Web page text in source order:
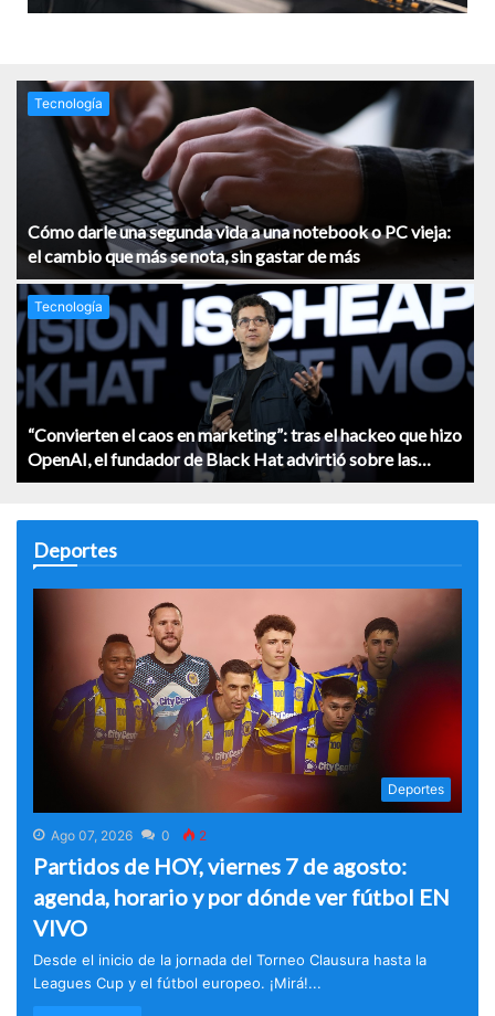
Tecnología
Cómo darle una segunda vida a una notebook o PC vieja:
el cambio que más se nota, sin gastar de más
Tecnología
“Convierten el caos en marketing”: tras el hackeo que hizo
OpenAI, el fundador de Black Hat advirtió sobre las
empresas de IA
Deportes
Deportes
Ago 07, 2026 0 2
Partidos de HOY, viernes 7 de agosto:
agenda, horario y por dónde ver fútbol EN
VIVO
Desde el inicio de la jornada del Torneo Clausura hasta la
Leagues Cup y el fútbol europeo. ¡Mirá!...